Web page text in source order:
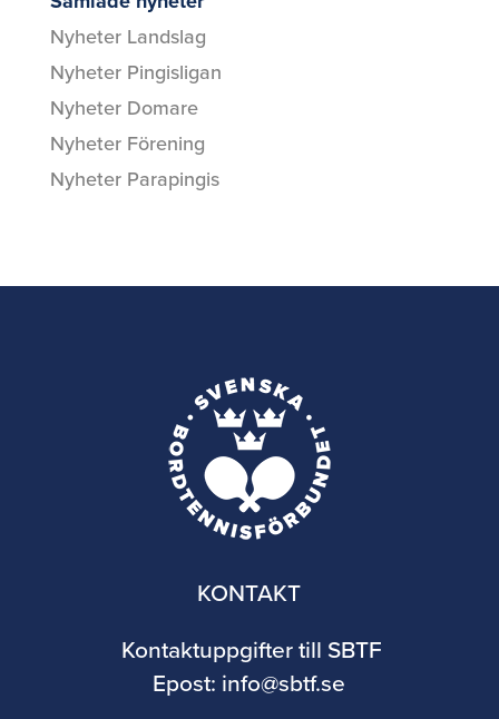
Nyheter Landslag
Nyheter Pingisligan
Nyheter Domare
Nyheter Förening
Nyheter Parapingis
KONTAKT
Kontaktuppgifter till SBTF
Epost: info@sbtf.se